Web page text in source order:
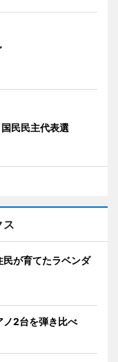
民民主代表選
ス
が育てたラベンダ
2台を弾き比べ